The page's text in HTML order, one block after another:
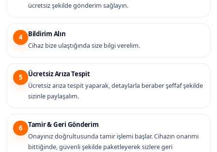
ücretsiz şekilde gönderim sağlayın.
4
Bildirim Alın
Cihaz bize ulaştığında size bilgi verelim.
5
Ücretsiz Arıza Tespit
Ücretsiz arıza tespit yaparak, detaylarla beraber şeffaf şekilde
sizinle paylaşalım.
6
Tamir & Geri Gönderim
Onayınız doğrultusunda tamir işlemi başlar. Cihazın onarımı
bittiğinde, güvenli şekilde paketleyerek sizlere geri